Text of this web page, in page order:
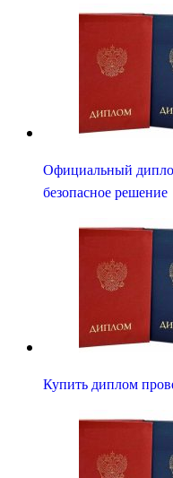
Официальный
безопасное решение
Купить диплом